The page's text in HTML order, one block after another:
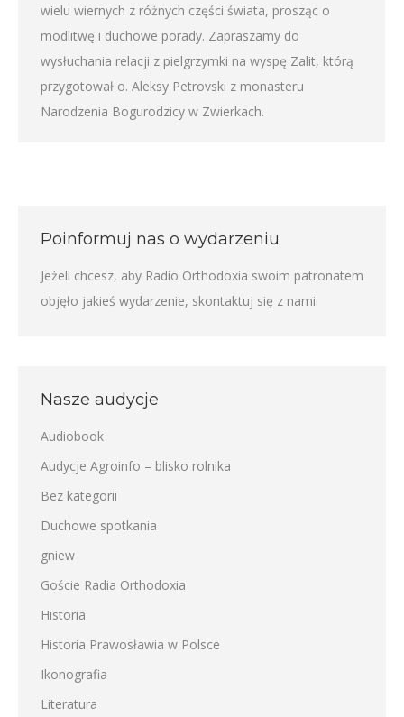
wielu wiernych z różnych części świata, prosząc o
modlitwę i duchowe porady. Zapraszamy do
wysłuchania relacji z pielgrzymki na wyspę Zalit, którą
przygotował o. Aleksy Petrovski z monasteru
Narodzenia Bogurodzicy w Zwierkach.
Poinformuj nas o wydarzeniu
Jeżeli chcesz, aby Radio Orthodoxia swoim patronatem
objęło jakieś wydarzenie, skontaktuj się z nami.
Nasze audycje
Audiobook
Audycje Agroinfo – blisko rolnika
Bez kategorii
Duchowe spotkania
gniew
Goście Radia Orthodoxia
Historia
Historia Prawosławia w Polsce
Ikonografia
Literatura